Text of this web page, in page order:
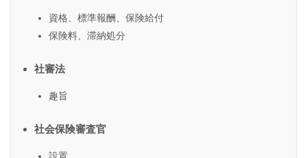
資格、標準報酬、保険給付
保険料、滞納処分
社審法
趣旨
社会保険審査官